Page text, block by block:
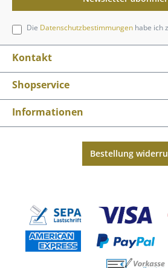
Die Datenschutzbestimmungen habe ich
Kontakt
Shopservice
Informationen
Bestellung